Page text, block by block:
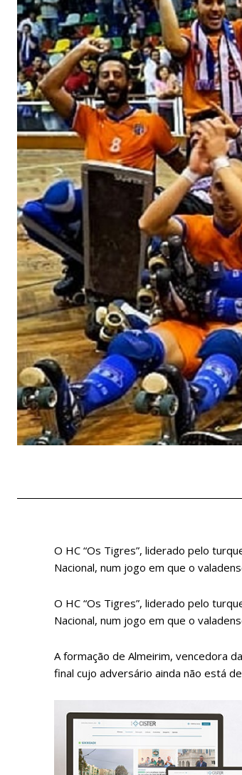
O HC “Os Tigres”, liderado pelo
Nacional, num jogo em que o
O HC “Os Tigres”, liderado pelo
Nacional, num jogo em que o
A formação de Almeirim, vencedora
final cujo adversário ainda não está